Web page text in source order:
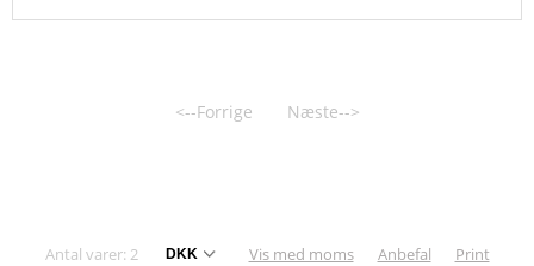
<--Forrige Næste-->
Antal varer: 2 Vis med moms Anbefal Print